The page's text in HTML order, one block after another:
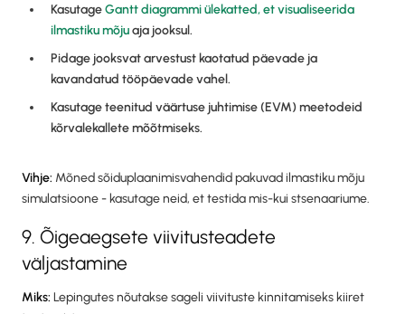
KasutageGantt diagrammi ülekatted, et visualiseerida
ilmastiku mõjuaja jooksul.
Pidage jooksvat arvestust kaotatud päevade ja
kavandatud tööpäevade vahel.
Kasutage teenitud väärtuse juhtimise (EVM) meetodeid
kõrvalekallete mõõtmiseks.
Vihje: Mõned sõiduplaanimisvahendid pakuvad ilmastiku mõju
simulatsioone - kasutage neid, et testida mis-kui stsenaariume.
9. Õigeaegsete viivitusteadete
väljastamine
Miks: Lepingutes nõutakse sageli viivituste kinnitamiseks kiiret